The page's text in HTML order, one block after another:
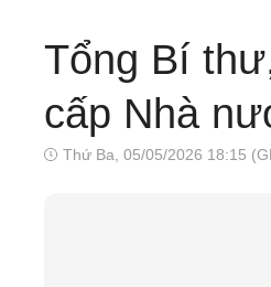
Tổng Bí
cấp Nhà
Thứ Ba, 05/05/2026 18:15